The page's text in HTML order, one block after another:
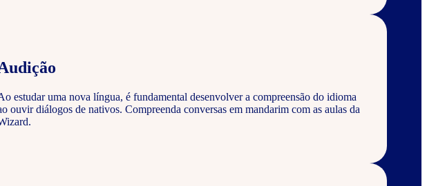
estudar uma nova língua, é fundamental desenvolver a compreensão do idioma
ouvir diálogos de nativos. Compreenda conversas em mandarim com as aulas da